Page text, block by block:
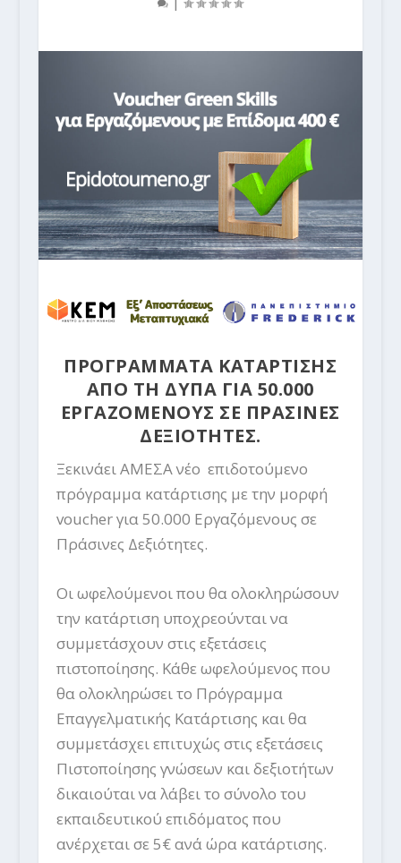
ΠΡΟΓΡΑΜΜΑΤΑ ΚΑΤΑΡΤΙΣΗΣ
ΑΠΟ ΤΗ ΔΥΠΑ ΓΙΑ 50.000
ΕΡΓΑΖΟΜΕΝΟΥΣ ΣΕ ΠΡΑΣΙΝΕΣ
ΔΕΞΙΟΤΗΤΕΣ.
Ξεκινάει ΑΜΕΣΑ νέο επιδοτούμενο
πρόγραμμα κατάρτισης με την μορφή
voucher για 50.000 Εργαζόμενους σε
Πράσινες Δεξιότητες.
Οι ωφελούμενοι που θα ολοκληρώσουν
την κατάρτιση υποχρεούνται να
συμμετάσχουν στις εξετάσεις
πιστοποίησης. Κάθε ωφελούμενος που
θα ολοκληρώσει το Πρόγραμμα
Επαγγελματικής Κατάρτισης και θα
συμμετάσχει επιτυχώς στις εξετάσεις
Πιστοποίησης γνώσεων και δεξιοτήτων
δικαιούται να λάβει το σύνολο του
εκπαιδευτικού επιδόματος που
ανέρχεται σε 5€ ανά ώρα κατάρτισης.